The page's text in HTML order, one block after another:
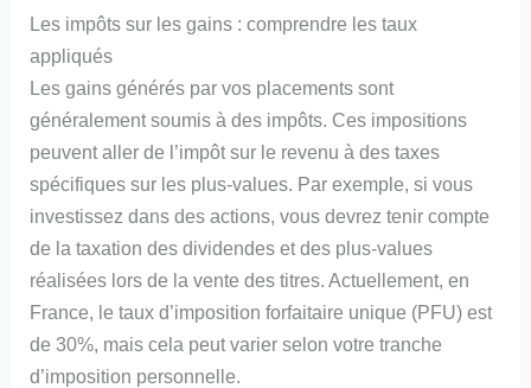
Les impôts sur les gains : comprendre les taux
appliqués
Les gains générés par vos placements sont
généralement soumis à des impôts. Ces impositions
peuvent aller de l’impôt sur le revenu à des taxes
spécifiques sur les plus-values. Par exemple, si vous
investissez dans des actions, vous devrez tenir compte
de la taxation des dividendes et des plus-values
réalisées lors de la vente des titres. Actuellement, en
France, le taux d’imposition forfaitaire unique (PFU) est
de 30%, mais cela peut varier selon votre tranche
d’imposition personnelle.